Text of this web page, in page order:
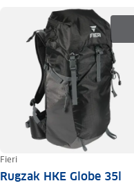
Fieri
Rugzak HKE Globe 35l